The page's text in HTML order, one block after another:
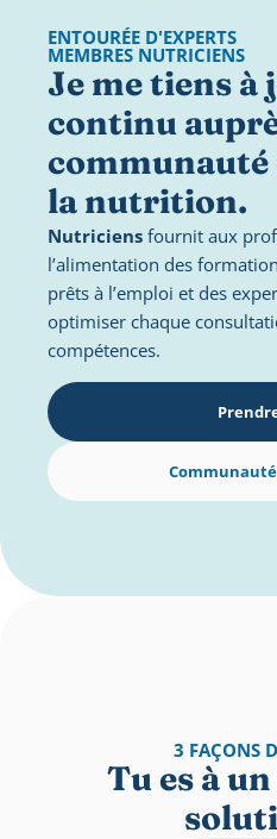
ENTOURÉE D'EXPERTS
MEMBRES NUTRICIENS
Je me tiens à
continu
communauté
la nutrition.
Nutriciens fournit aux
l’alimentation des
prêts à l’emploi et des
optimiser chaque
compétences.
3 FAÇONS
Tu es à